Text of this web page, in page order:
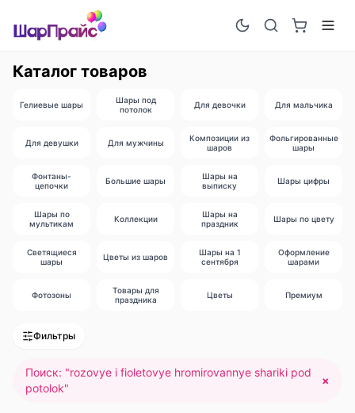
Каталог товаров
Гелиевые шары
Шары под
потолок
Для девочки Для мальчика
Для девушки Для мужчины
Композиции из
шаров
Фольгированные
шары
Фонтаны-
цепочки
Большие шары
Шары на
выписку
Шары цифры
Шары по
мультикам
Коллекции
Шары на
праздник
Шары по цвету
Светящиеся
шары
Цветы из шаров
Шары на 1
сентября
Оформление
шарами
Фотозоны
Товары для
праздника
Цветы Премиум
Фильтры
Поиск: "rozovye i fioletovye hromirovannye shariki pod
potolok"
×